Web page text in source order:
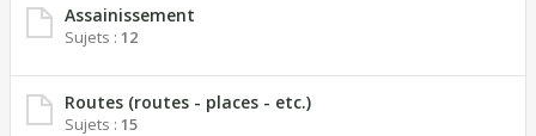
Assainissement
Sujets : 12
Routes (routes - places - etc.)
Sujets : 15